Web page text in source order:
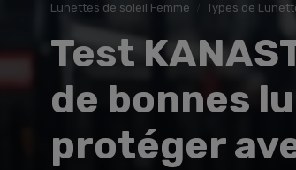
Lunettes de soleil Femme Types de
Test
de bonnes
protéger